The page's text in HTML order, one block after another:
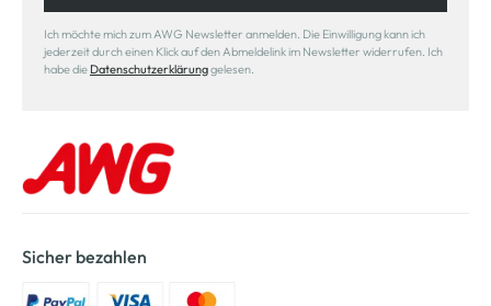
Ich möchte mich zum AWG Newsletter anmelden. Die Einwilligung kann ich
jederzeit durch einen Klick auf den Abmeldelink im Newsletter widerrufen. Ich
habe die Datenschutzerklärunggelesen.
Sicher bezahlen